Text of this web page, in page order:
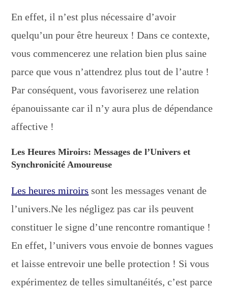
En effet, il n’est plus nécessaire d’avoir
quelqu’un pour être heureux ! Dans ce contexte,
vous commencerez une relation bien plus saine
parce que vous n’attendrez plus tout de l’autre !
Par conséquent, vous favoriserez une relation
épanouissante car il n’y aura plus de dépendance
affective !
Les Heures Miroirs: Messages de l’Univers et
Synchronicité Amoureuse
Les heures miroirs sont les messages venant de
l’univers.Ne les négligez pas car ils peuvent
constituer le signe d’une rencontre romantique !
En effet, l’univers vous envoie de bonnes vagues
et laisse entrevoir une belle protection ! Si vous
expérimentez de telles simultanéités, c’est parce